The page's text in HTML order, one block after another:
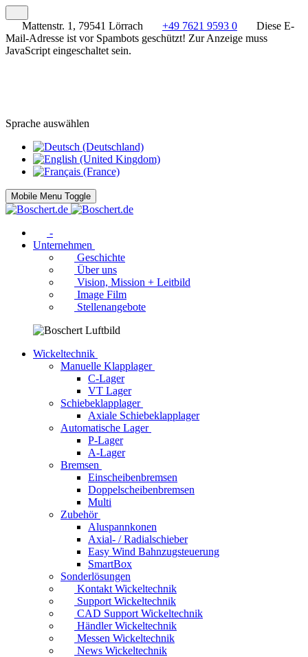
Mattenstr. 1, 79541 Lörrach +49 7621 9593 0
Diese E-
Mail-Adresse ist vor Spambots geschützt! Zur Anzeige muss
JavaScript eingeschaltet sein.
Sprache auswählen
Mobile Menu Toggle
-
Unternehmen
Geschichte
Über uns
Vision, Mission + Leitbild
Image Film
Stellenangebote
Wickeltechnik
Manuelle Klapplager
C-Lager
VT Lager
Schiebeklapplager
Axiale Schiebeklapplager
Automatische Lager
P-Lager
A-Lager
Bremsen
Einscheibenbremsen
Doppelscheibenbremsen
Multi
Zubehör
Aluspannkonen
Axial- / Radialschieber
Easy Wind Bahnzugsteuerung
SmartBox
Sonderlösungen
Kontakt Wickeltechnik
Support Wickeltechnik
CAD Support Wickeltechnik
Händler Wickeltechnik
Messen Wickeltechnik
News Wickeltechnik